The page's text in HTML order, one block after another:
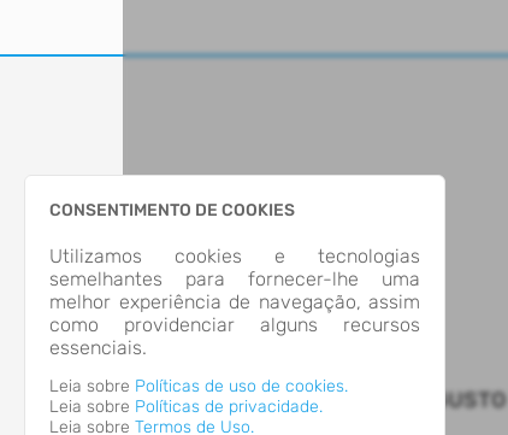
CONSENTIMENTO DE COOKIES
Utilizamos cookies e tecnologias
semelhantes para fornecer-lhe uma
melhor experiência de navegação, assim
como providenciar alguns recursos
essenciais.
Leia sobre Políticas de uso de cookies.
Leia sobre Políticas de privacidade.
Leia sobre Termos de Uso.
MUNICIPIO DE SANTO AUGUSTO